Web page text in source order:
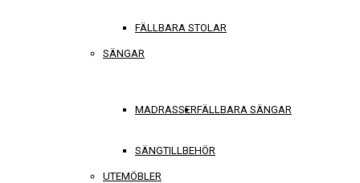
FÄLLBARA STOLAR
SÄNGAR
MADRASSERFÄLLBARA SÄNGAR
SÄNGTILLBEHÖR
UTEMÖBLER